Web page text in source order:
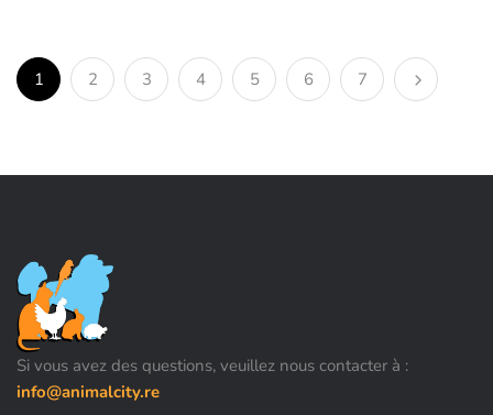
1 2 3 4 5 6 7
Si vous avez des questions, veuillez nous contacter à :
info@animalcity.re